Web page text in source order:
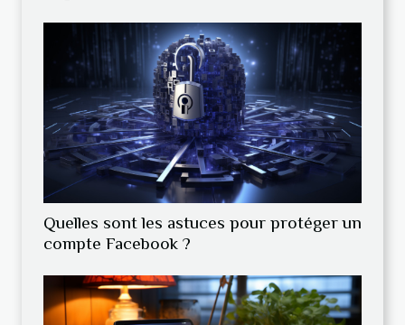
Quelles sont les astuces pour protéger un
compte Facebook ?